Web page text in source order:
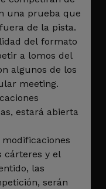
una prueba que
de la pista.
del formato
a lomos del
algunos de los
meeting.
estará abierta
cárteres y el
las
serán